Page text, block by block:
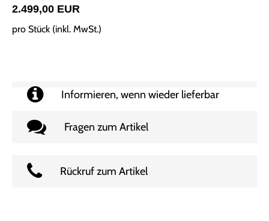
2.499,00 EUR
pro Stück (inkl. MwSt.)
Informieren, wenn wieder lieferbar
Fragen zum Artikel
Rückruf zum Artikel